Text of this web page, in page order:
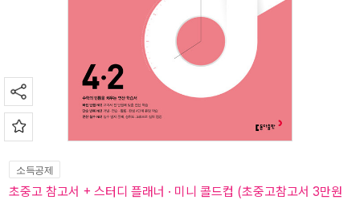
소득공제
초중고 참고서 + 스터디 플래너 · 미니 콜드컵 (초중고참고서 3만원